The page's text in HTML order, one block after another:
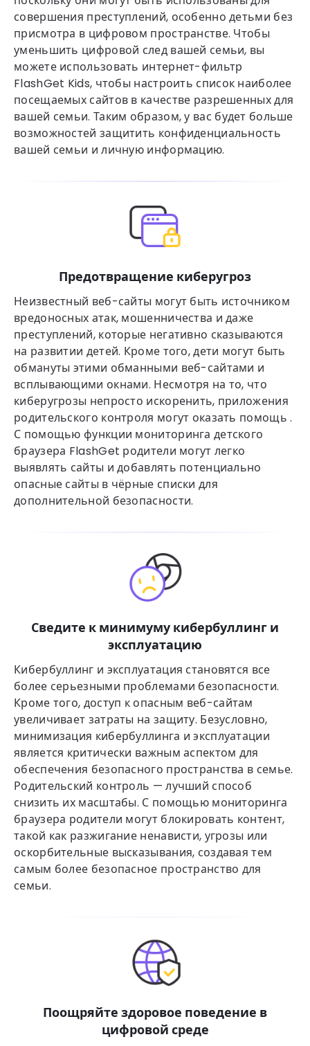
совершения преступлений, особенно детьми без
присмотра в цифровом пространстве. Чтобы
уменьшить цифровой след вашей семьи, вы
можете использовать интернет-фильтр
FlashGet Kids, чтобы настроить список наиболее
посещаемых сайтов в качестве разрешенных для
вашей семьи. Таким образом, у вас будет больше
возможностей защитить конфиденциальность
вашей семьи и личную информацию.
Предотвращение киберугроз
Неизвестный веб-сайты могут быть источником
вредоносных атак, мошенничества и даже
преступлений, которые негативно сказываются
на развитии детей. Кроме того, дети могут быть
обмануты этими обманными веб-сайтами и
всплывающими окнами. Несмотря на то, что
киберугрозы непросто искоренить, приложения
родительского контроля могут оказать помощь .
С помощью функции мониторинга детского
браузера FlashGet родители могут легко
выявлять сайты и добавлять потенциально
опасные сайты в чёрные списки для
дополнительной безопасности.
Сведите к минимуму кибербуллинг и
эксплуатацию
Кибербуллинг и эксплуатация становятся все
более серьезными проблемами безопасности.
Кроме того, доступ к опасным веб-сайтам
увеличивает затраты на защиту. Безусловно,
минимизация кибербуллинга и эксплуатации
является критически важным аспектом для
обеспечения безопасного пространства в семье.
Родительский контроль — лучший способ
снизить их масштабы. С помощью мониторинга
браузера родители могут блокировать контент,
такой как разжигание ненависти, угрозы или
оскорбительные высказывания, создавая тем
самым более безопасное пространство для
семьи.
Поощряйте здоровое поведение в
цифровой среде